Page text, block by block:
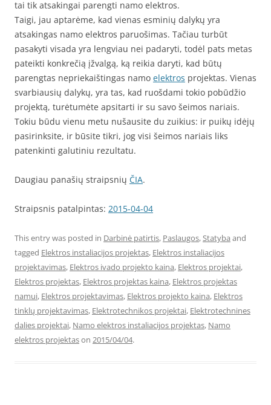
tai tik atsakingai parengti namo elektros.
Taigi, jau aptarėme, kad vienas esminių dalykų yra
atsakingas namo elektros paruošimas. Tačiau turbūt
pasakyti visada yra lengviau nei padaryti, todėl pats metas
pateikti konkrečią įžvalgą, ką reikia daryti, kad būtų
parengtas nepriekaištingas namo elektros projektas. Vienas
svarbiausių dalykų, yra tas, kad ruošdami tokio pobūdžio
projektą, turėtumėte apsitarti ir su savo šeimos nariais.
Tokiu būdu vienu metu nušausite du zuikius: ir puikų idėjų
pasirinksite, ir būsite tikri, jog visi šeimos nariais liks
patenkinti galutiniu rezultatu.
Daugiau panašių straipsnių ČIA.
Straipsnis patalpintas: 2015-04-04
This entry was posted in Darbinė patirtis, Paslaugos,Statyba and
tagged Elektros instaliacijos projektas, Elektros instaliacijos
projektavimas, Elektros ivado projekto kaina, Elektros projektai,
Elektros projektas, Elektros projektas kaina, Elektros projektas
namui, Elektros projektavimas, Elektros projekto kaina, Elektros
tinklų projektavimas, Elektrotechnikos projektai, Elektrotechnines
dalies projektai, Namo elektros instaliacijos projektas, Namo
elektros projektason 2015/04/04.